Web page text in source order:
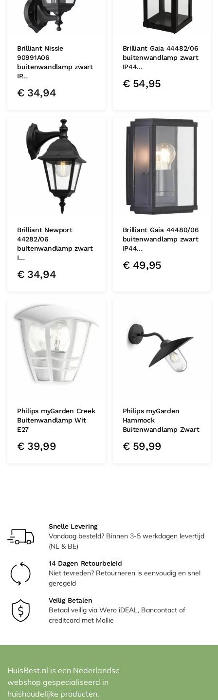
Brilliant Nissie
90991A06
buitenwandlamp zwart
IP…
€34,94
Brilliant Gaia 44482/06
buitenwandlamp zwart
IP44…
€54,95
Brilliant Newport
44282/06
buitenwandlamp zwart
I…
€34,94
Brilliant Gaia 44480/06
buitenwandlamp zwart
IP44…
€49,95
Philips myGarden Creek
Buitenwandlamp Wit
E27
€39,99
Philips myGarden
Hammock
Buitenwandlamp Zwart
€59,99
Snelle Levering
Vandaag besteld? Binnen 3-5 werkdagen levertijd
(NL & BE)
14 Dagen Retourbeleid
Niet tevreden? Retourneren is eenvoudig en snel
geregeld
Veilig Betalen
Betaal veilig via Wero iDEAL, Bancontact of
creditcard met Mollie
HuisBest.nl is een Nederlandse
webshop gespecialiseerd in
huishoudelijke producten,